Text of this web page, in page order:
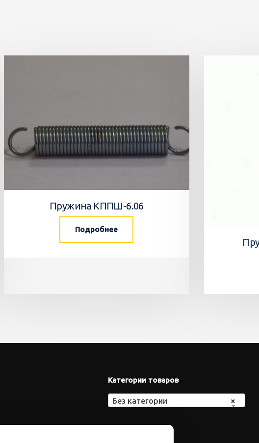
Пружина КППШ-6.06
Подробнее
Категории товаров
×
Без категории